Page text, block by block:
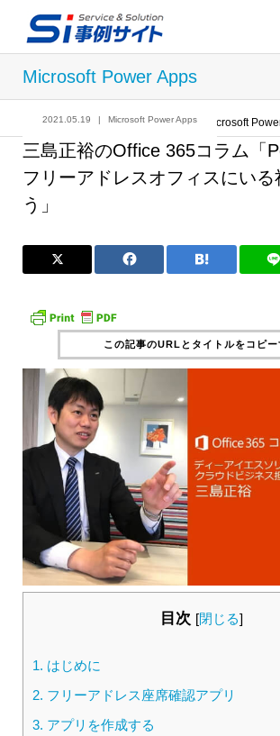
Microsoft Power Apps
記事 Microsoft Power Apps Microsoft
2021.05.19 Microsoft Power Apps
三島正裕のOffice 365コラム「
フリーアドレスオフィスにいる
う」
この記事のURLとタイトルをコピー
目次 [閉じる]
1. はじめに
2. フリーアドレス座席確認アプリ
3. アプリを作成する